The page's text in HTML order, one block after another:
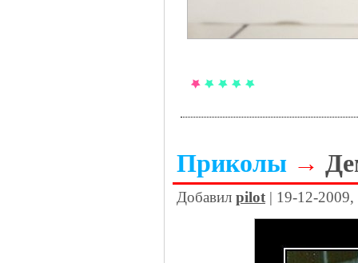
Приколы →
Добавил pilot | 19-12-